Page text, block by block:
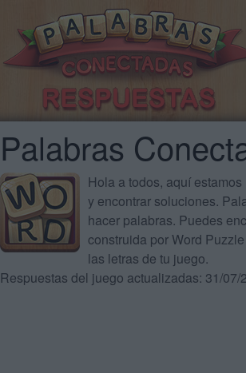
Palabras
Hola a todos, aquí
y encontrar soluciones.
hacer palabras. Puedes
construida por Word
las letras de tu juego.
Respuestas del juego actualizadas: 31/07/